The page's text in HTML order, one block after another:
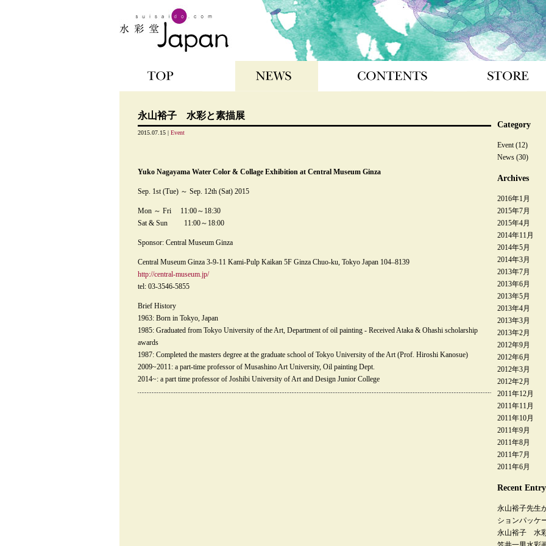
永山裕子 水彩と素描展
2015.07.15 | Event
Yuko Nagayama Water Color & Collage Exhibition at Central Museum Ginza
Sep. 1st (Tue) ～ Sep. 12th (Sat) 2015
Mon ～ Fri 11:00～18:30
Sat & Sun 11:00～18:00
Sponsor: Central Museum Ginza
Central Museum Ginza 3-9-11 Kami-Pulp Kaikan 5F Ginza Chuo-ku, Tokyo Japan 104–8139
http://central-museum.jp/
tel: 03-3546-5855
Brief History
1963: Born in Tokyo, Japan
1985: Graduated from Tokyo University of the Art, Department of oil painting - Received Ataka & Ohashi scholarship
awards
1987: Completed the masters degree at the graduate school of Tokyo University of the Art (Prof. Hiroshi Kanosue)
2009~2011: a part-time professor of Musashino Art University, Oil painting Dept.
2014~: a part time professor of Joshibi University of Art and Design Junior College
Category
Event(12)
News (30)
Archives
2016年1月
2015年7月
2015年4月
2014年11月
2014年5月
2014年3月
2013年7月
2013年6月
2013年5月
2013年4月
2013年3月
2013年2月
2012年9月
2012年6月
2012年3月
2012年2月
2011年12月
2011年11月
2011年10月
2011年9月
2011年8月
2011年7月
2011年6月
Recent Entry
永山裕子先生
ションパッケ
永山裕子 水